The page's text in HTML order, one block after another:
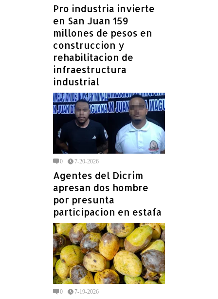
Pro industria invierte
en San Juan 159
millones de pesos en
construccion y
rehabilitacion de
infraestructura
industrial
0 7-20-2026
Agentes del Dicrim
apresan dos hombre
por presunta
participacion en estafa
0 7-19-2026